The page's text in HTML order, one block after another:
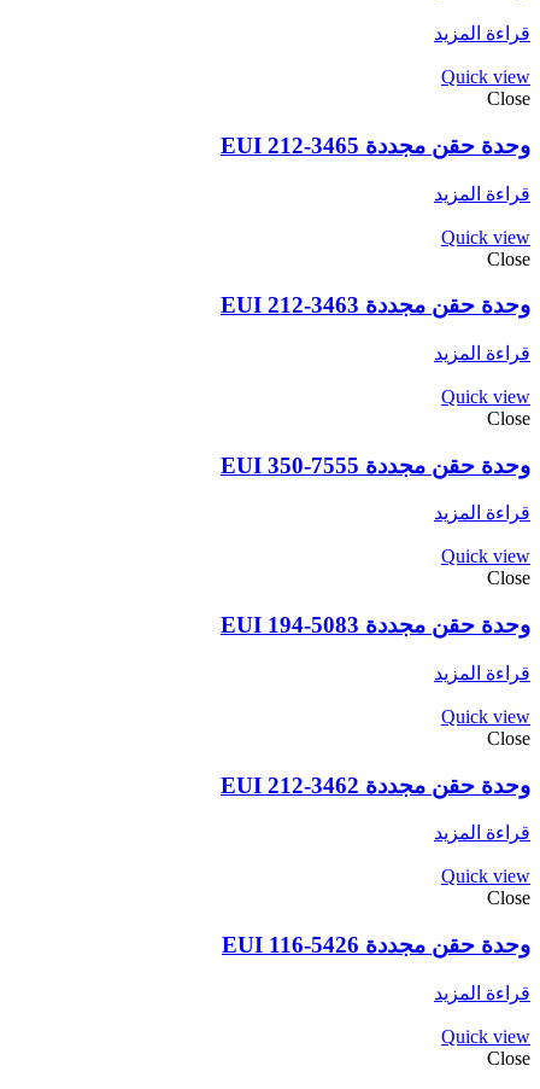
قراءة المزيد
Quick view
Close
وحدة حقن مجددة EUI 212-3465
قراءة المزيد
Quick view
Close
وحدة حقن مجددة EUI 212-3463
قراءة المزيد
Quick view
Close
وحدة حقن مجددة EUI 350-7555
قراءة المزيد
Quick view
Close
وحدة حقن مجددة EUI 194-5083
قراءة المزيد
Quick view
Close
وحدة حقن مجددة EUI 212-3462
قراءة المزيد
Quick view
Close
وحدة حقن مجددة EUI 116-5426
قراءة المزيد
Quick view
Close